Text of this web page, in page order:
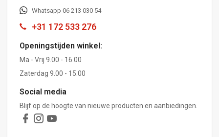
Whatsapp 06 213 030 54
+31 172 533 276
Openingstijden winkel:
Ma - Vrij 9.00 - 16.00
Zaterdag 9.00 - 15.00
Social media
Blijf op de hoogte van nieuwe producten en aanbiedingen.